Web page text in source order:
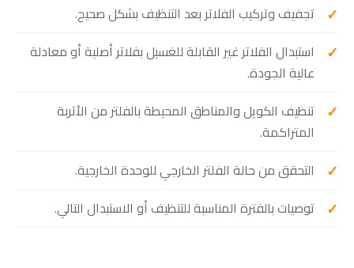
تجفيف وتركيب الفلاتر بعد التنظيف بشكل صحيح.
استبدال الفلاتر غير القابلة للغسيل بفلاتر أصلية أو معادلة
عالية الجودة.
تنظيف الكويل والمناطق المحيطة بالفلتر من الأتربة
المتراكمة.
التحقق من حالة الفلتر الخارجي للوحدة الخارجية.
توصيات بالفترة المناسبة للتنظيف أو الاستبدال التالي.